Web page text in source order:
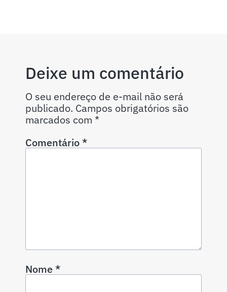
Deixe um comentário
O seu endereço de e-mail não será
publicado. Campos obrigatórios são
marcados com *
Comentário*
Nome*